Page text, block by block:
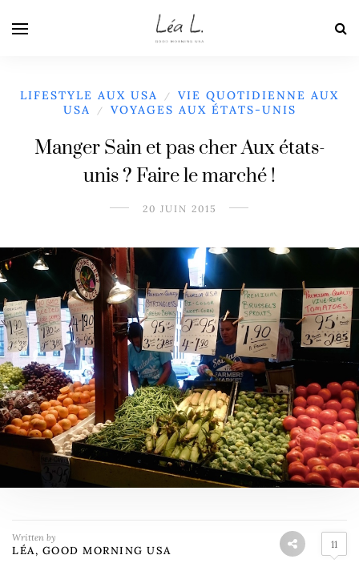
LIFESTYLE AUX USA /
VIE QUOTIDIENNE AUX
USA
/ VOYAGES AUX ÉTATS-UNIS
Manger Sain et pas cher Aux états-
unis ? Faire le marché !
20 JUIN 2015
Written by
LÉA, GOOD MORNING USA 11